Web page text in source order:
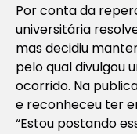
Por conta da
universitária
mas decidiu
pelo qual divulgou
ocorrido. Na
e reconheceu ter
“Estou postando